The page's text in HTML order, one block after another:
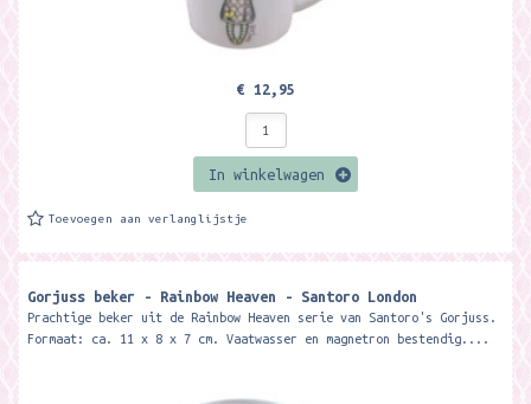
€ 12,95
In winkelwagen
Toevoegen aan verlanglijstje
Gorjuss beker - Rainbow Heaven - Santoro London
Prachtige beker uit de Rainbow Heaven serie van Santoro's Gorjuss.
Formaat: ca. 11 x 8 x 7 cm. Vaatwasser en magnetron bestendig....